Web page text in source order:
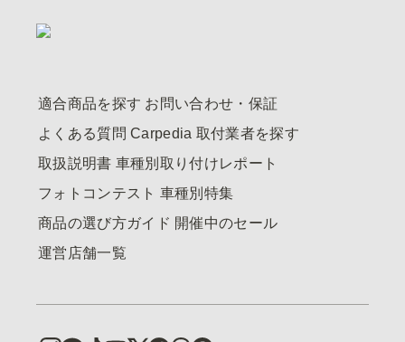
適合商品を探す お問い合わせ・保証
よくある質問 Carpedia 取付業者を探す
取扱説明書 車種別取り付けレポート
フォトコンテスト 車種別特集
商品の選び方ガイド 開催中のセール
運営店舗一覧